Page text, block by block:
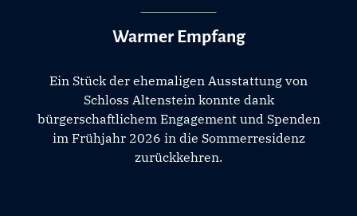
Warmer Empfang
Ein Stück der ehemaligen Ausstattung von
Schloss Altenstein konnte dank
bürgerschaftlichem Engagement und Spenden
im Frühjahr 2026 in die Sommerresidenz
zurückkehren.